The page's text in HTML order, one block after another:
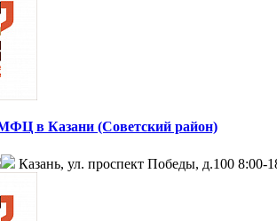
в Казани (Советский район)
Казань, ул. проспект Победы, д.100 8:00-